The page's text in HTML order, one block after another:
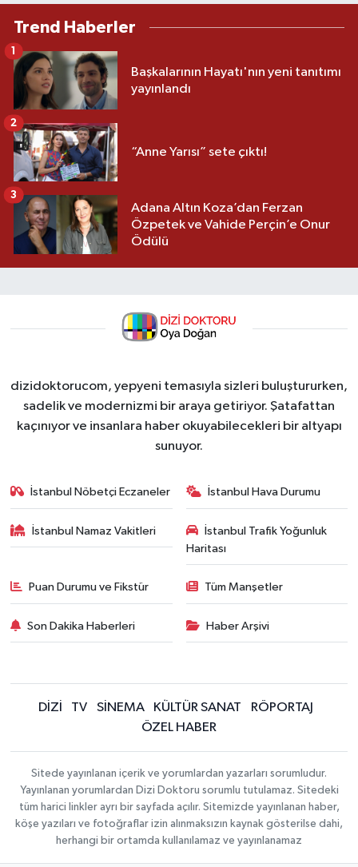
Trend Haberler
Başkalarının Hayatı'nın yeni tanıtımı
yayınlandı
1
“Anne Yarısı” sete çıktı!
2
Adana Altın Koza’dan Ferzan
Özpetek ve Vahide Perçin’e Onur
Ödülü
3
dizidoktorucom, yepyeni temasıyla sizleri buluştururken,
sadelik ve modernizmi bir araya getiriyor. Şatafattan
kaçınıyor ve insanlara haber okuyabilecekleri bir altyapı
sunuyor.
İstanbul Nöbetçi Eczaneler İstanbul Hava Durumu
İstanbul Namaz Vakitleri
İstanbul Trafik Yoğunluk
Haritası
Puan Durumu ve Fikstür Tüm Manşetler
Son Dakika Haberleri Haber Arşivi
DİZİ TV SİNEMA KÜLTÜR SANAT
RÖPORTAJ
ÖZEL HABER
Sitede yayınlanan içerik ve yorumlardan yazarları sorumludur.
Yayınlanan yorumlardan Dizi Doktoru sorumlu tutulamaz. Sitedeki
tüm harici linkler ayrı bir sayfada açılır. Sitemizde yayınlanan haber,
köşe yazıları ve fotoğraflar izin alınmaksızın kaynak gösterilse dahi,
herhangi bir ortamda kullanılamaz ve yayınlanamaz